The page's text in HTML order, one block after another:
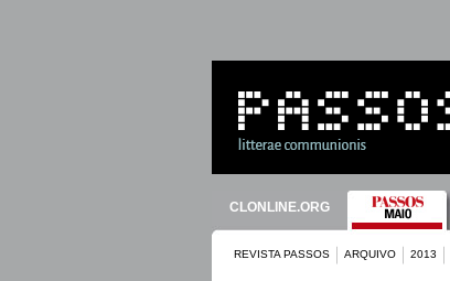
CLONLINE.ORG
REVISTA PASSOS ARQUIVO 2013